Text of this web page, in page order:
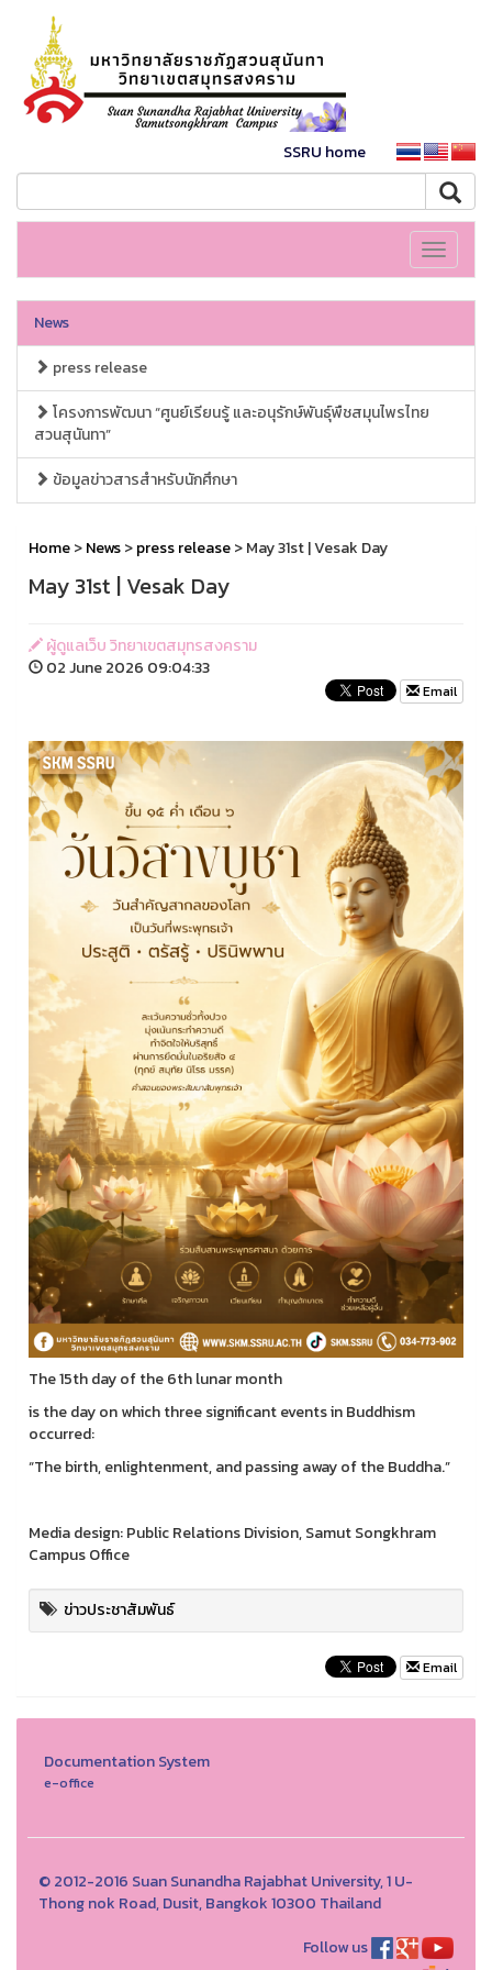
SSRU home
Toggle
News
press release
โครงการพัฒนา “ศูนย์เรียนรู้ และอนุรักษ์พันธุ์พืชสมุนไพรไทย
สวนสุนันทา”
ข้อมูลข่าวสารสำหรับนักศึกษา
Home>News>press release> May 31st | Vesak Day
May 31st | Vesak Day
ผู้ดูแลเว็บ วิทยาเขตสมุทรสงคราม
02 June 2026 09:04:33
Email
The 15th day of the 6th lunar month
is the day on which three significant events in Buddhism
occurred:
“The birth, enlightenment, and passing away of the Buddha.”
Media design: Public Relations Division, Samut Songkhram
Campus Office
ข่าวประชาสัมพันธ์
Email
Documentation System
e-office
© 2012-2016 Suan Sunandha Rajabhat University, 1 U-
Thong nok Road, Dusit, Bangkok 10300 Thailand
Follow us